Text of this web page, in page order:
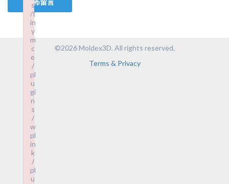
©2026 Moldex3D. All rights reserved.
Terms & Privacy
s
/t
in
y
m
c
e
/
pl
u
gi
n
s
/
w
pl
in
k
/
pl
u